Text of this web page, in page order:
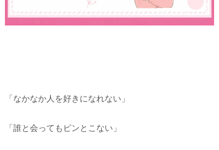
「なかなか人を好きになれない」
「誰と会ってもピンとこない」